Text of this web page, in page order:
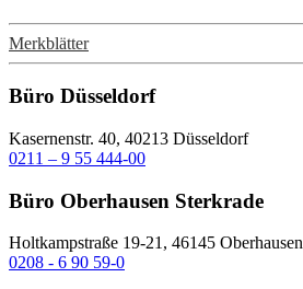
Merkblätter
Büro Düsseldorf
Kasernenstr. 40, 40213 Düsseldorf
0211 – 9 55 444-00
Büro Oberhausen Sterkrade
Holtkampstraße 19-21, 46145 Oberhausen
0208 - 6 90 59-0